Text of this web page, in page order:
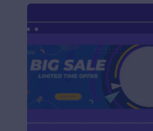
¿Qué es un banner web? La